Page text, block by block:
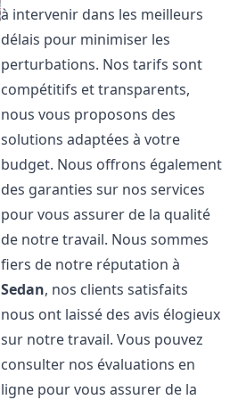
à intervenir dans les meilleurs
délais pour minimiser les
perturbations. Nos tarifs sont
compétitifs et transparents,
nous vous proposons des
solutions adaptées à votre
budget. Nous offrons également
des garanties sur nos services
pour vous assurer de la qualité
de notre travail. Nous sommes
fiers de notre réputation à
Sedan, nos clients satisfaits
nous ont laissé des avis élogieux
sur notre travail. Vous pouvez
consulter nos évaluations en
ligne pour vous assurer de la